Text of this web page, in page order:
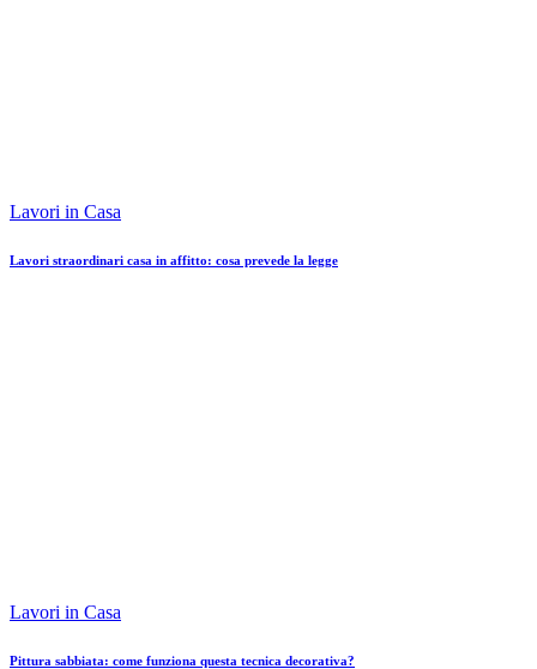
Lavori in Casa
Lavori straordinari casa in affitto: cosa prevede la legge
Lavori in Casa
Pittura sabbiata: come funziona questa tecnica decorativa?